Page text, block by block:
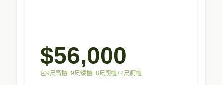
$56,000
包9尺高櫃+9尺矮櫃+8尺廚櫃+2尺廁櫃